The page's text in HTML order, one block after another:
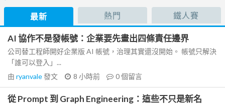
最新 熱門 鐵人賽
AI 協作不是發帳號：企業要先畫出四條責任邊界
公司替工程師開好企業版 AI 帳號，治理其實還沒開始。 帳號只解決
「誰可以登入」...
由 ryanvale發文 8 小時前 0個留言
從 Prompt 到 Graph Engineering：這些不只是新名